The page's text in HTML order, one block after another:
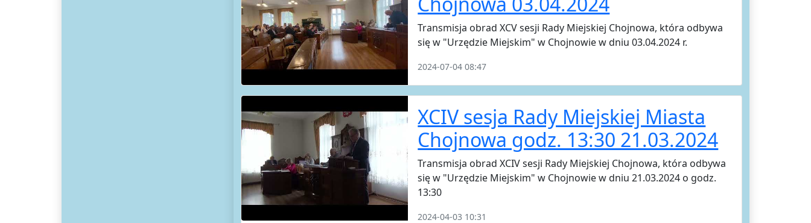
Transmisja obrad XCV sesji Rady Miejskiej Chojnowa, która odbywa
się w "Urzędzie Miejskim" w Chojnowie w dniu 03.04.2024 r.
2024-07-04 08:47
XCIV sesja Rady Miejskiej Miasta
Chojnowa godz. 13:30 21.03.2024
Transmisja obrad XCIV sesji Rady Miejskiej Chojnowa, która odbywa
się w "Urzędzie Miejskim" w Chojnowie w dniu 21.03.2024 o godz.
13:30
2024-04-03 10:31